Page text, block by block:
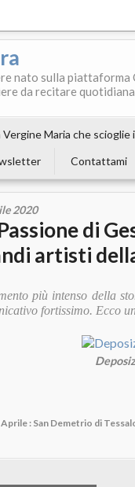
nato sulla
da recitare
Vergine Maria che scioglie
Contattami
2020
di
artisti
più intenso della
fortissimo. Ecco
Aprile : San Demetrio di